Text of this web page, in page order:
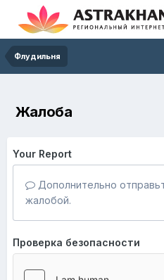
Флудильня
Жалоба
Your Report
Дополнительно
жалобой.
Проверка безопасности